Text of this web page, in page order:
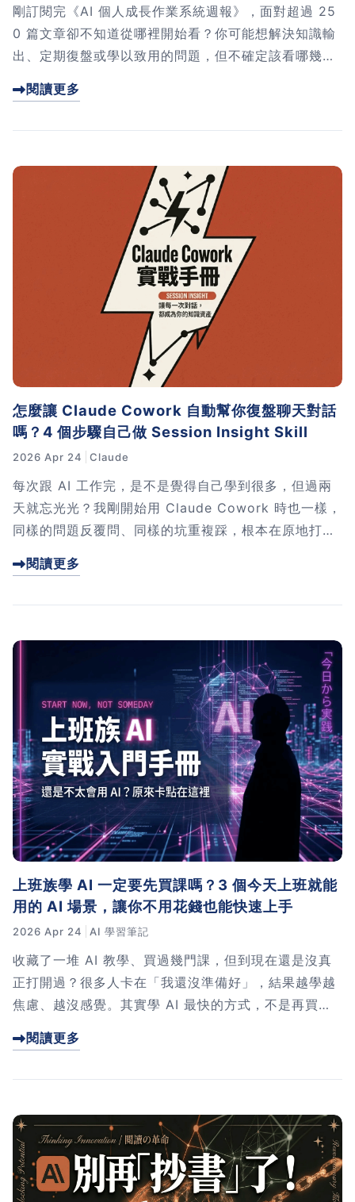
職場思維與工作術｜圖解問題
分析與解決 x AI 視覺化實戰
軟體開發實務｜技術文件寫作
剛訂閱完《AI 個人成長作業系統週報》，面對超過 25
0 篇文章卻不知道從哪裡開始看？你可能想解決知識輸
出、定期復盤或學以致用的問題，但不確定該看哪幾篇
「最迫切的問題」分類整理好了，每個主題都有推薦的
閱讀更多
怎麼讓 Claude Cowork 自動幫你復盤聊天對話
嗎？4 個步驟自己做 Session Insight Skill
2026 Apr 24 Claude
每次跟 AI 工作完，是不是覺得自己學到很多，但過兩
天就忘光光？我剛開始用 Claude Cowork 時也一樣，
同樣的問題反覆問、同樣的坑重複踩，根本在原地打
sight Skill，讓 Cowork 每次自動幫你復盤對話。跟
開始累積 AI 經驗資產。
閱讀更多
上班族學 AI 一定要先買課嗎？3 個今天上班就能
用的 AI 場景，讓你不用花錢也能快速上手
2026 Apr 24 AI 學習筆記
收藏了一堆 AI 教學、買過幾門課，但到現在還是沒真
正打開過？很多人卡在「我還沒準備好」，結果越學越
焦慮、越沒感覺。其實學 AI 最快的方式，不是再買一
3 個今天上班就能試的場景，幫你從「收藏派」變「實
閱讀更多